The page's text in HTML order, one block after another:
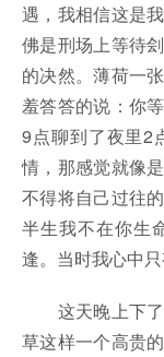
遇，我相信这是
佛是刑场上等待
的决然。薄荷一
羞答答的说：你
9点聊到了夜里2
情，那感觉就像
不得将自己过往
半生我不在你生
逢。当时我心中
这天晚上下了
草这样一个高贵